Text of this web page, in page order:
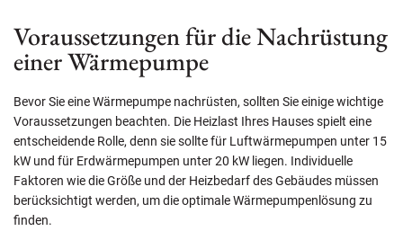
Voraussetzungen für die Nachrüstung
einer Wärmepumpe
Bevor Sie eine Wärmepumpe nachrüsten, sollten Sie einige wichtige
Voraussetzungen beachten. Die Heizlast Ihres Hauses spielt eine
entscheidende Rolle, denn sie sollte für Luftwärmepumpen unter 15
kW und für Erdwärmepumpen unter 20 kW liegen. Individuelle
Faktoren wie die Größe und der Heizbedarf des Gebäudes müssen
berücksichtigt werden, um die optimale Wärmepumpenlösung zu
finden.